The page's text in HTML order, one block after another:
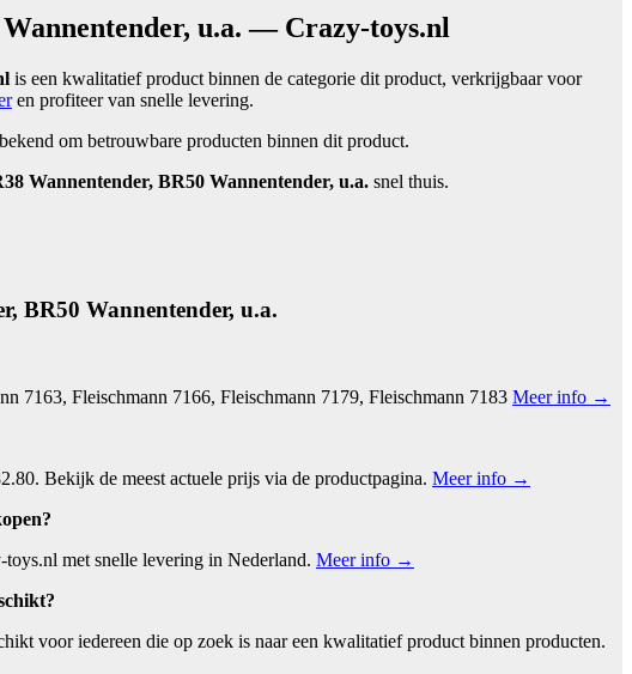
u.a. — Crazy-toys.nl
is een kwalitatief product binnen de categorie dit product, verkrijgbaar voor
en profiteer van snelle levering.
om betrouwbare producten binnen dit product.
Wannentender, BR50 Wannentender, u.a. snel thuis.
BR50 Wannentender, u.a.
7163, Fleischmann 7166, Fleischmann 7179, Fleischmann 7183 Meer info →
Bekijk de meest actuele prijs via de productpagina. Meer info →
met snelle levering in Nederland. Meer info →
voor iedereen die op zoek is naar een kwalitatief product binnen producten.